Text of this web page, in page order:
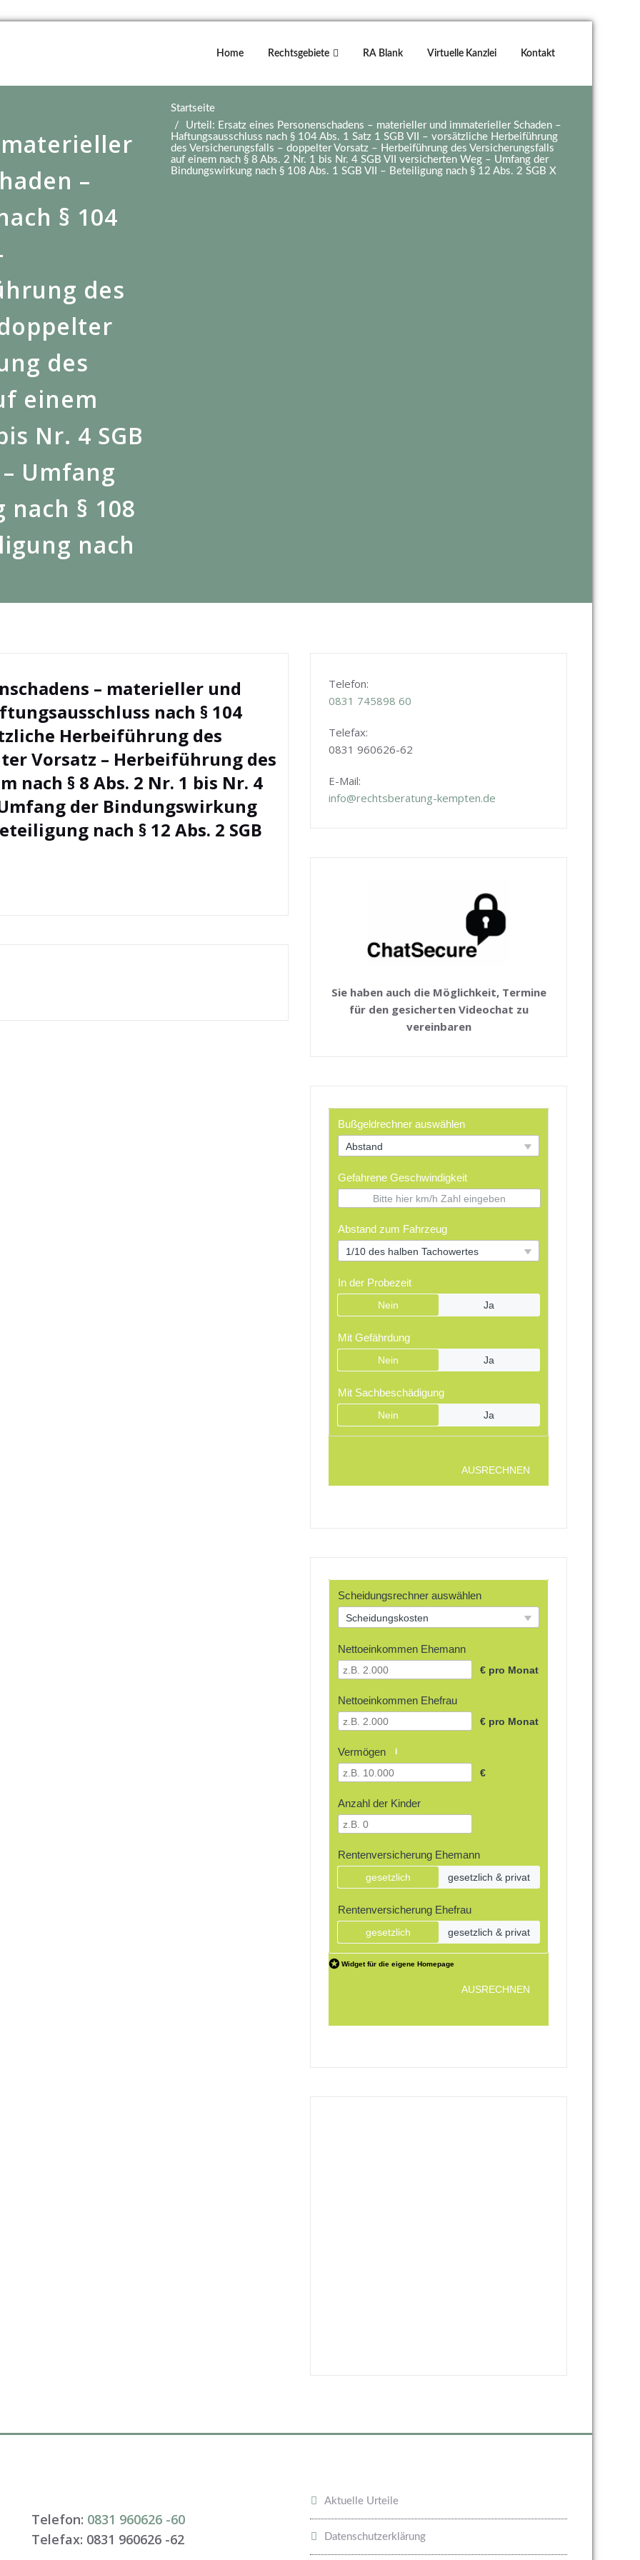
Home Rechtsgebiete RA Blank Virtuelle Kanzlei Kontakt
materieller
–
§ 104
des
des
einem
Nr. 4 SGB
Umfang
§ 108
nach
Startseite
Urteil: Ersatz eines Personenschadens – materieller und immaterieller Schaden –
Haftungsausschluss nach § 104 Abs. 1 Satz 1 SGB VII – vorsätzliche Herbeiführung
des Versicherungsfalls – doppelter Vorsatz – Herbeiführung des Versicherungsfalls
auf einem nach § 8 Abs. 2 Nr. 1 bis Nr. 4 SGB VII versicherten Weg – Umfang der
Bindungswirkung nach § 108 Abs. 1 SGB VII – Beteiligung nach § 12 Abs. 2 SGB X
– materieller und
nach § 104
Herbeiführung des
Vorsatz – Herbeiführung des
nach § 8 Abs. 2 Nr. 1 bis Nr. 4
der Bindungswirkung
nach § 12 Abs. 2 SGB
Telefon:
0831 745898 60
Telefax:
0831 960626-62
E-Mail:
info@rechtsberatung-kempten.de
Sie haben auch die Möglichkeit, Termine
für den gesicherten Videochat zu
vereinbaren
Telefon: 0831 960626 -60
Telefax: 0831 960626 -62
Aktuelle Urteile
Datenschutzerklärung